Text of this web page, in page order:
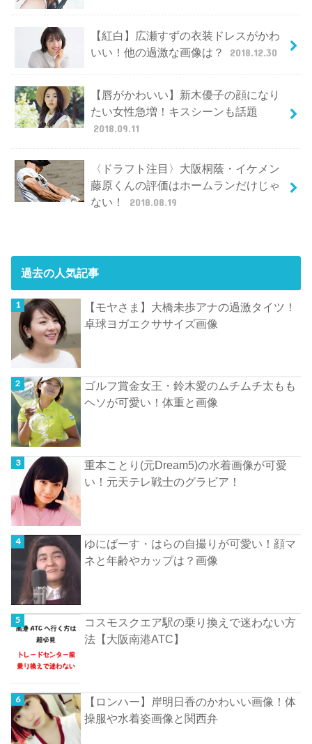
【紅白】広瀬すずの衣装ドレスがかわ
いい！他の過激な画像は？
2018.12.30
【唇がかわいい】新木優子の顔になり
たい女性急増！キスシーンも話題
2018.09.11
〈ドラフト注目〉大阪桐蔭・イケメン
藤原くんの評価はホームランだけじゃ
ない！
2018.08.19
過去の人気記事
【モヤさま】大橋未歩アナの過激タイツ！
卓球ヨガエクササイズ画像
ゴルフ賞金女王・鈴木愛のムチムチ太もも
ヘソが可愛い！体重と画像
重本ことり(元Dream5)の水着画像が可愛
い！元天テレ戦士のグラビア！
ゆにばーす・はらの自撮りが可愛い！顔マ
ネと年齢やカップは？画像
コスモスクエア駅の乗り換えで迷わない方
法【大阪南港ATC】
【ロンハー】岸明日香のかわいい画像！体
操服や水着姿画像と関西弁